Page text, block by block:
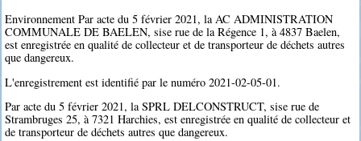
Environnement Par acte du 5 février 2021, la AC ADMINISTRATION
COMMUNALE DE BAELEN, sise rue de la Régence 1, à 4837 Baelen,
est enregistrée en qualité de collecteur et de transporteur de déchets autres
que dangereux.
L'enregistrement est identifié par le numéro 2021-02-05-01.
Par acte du 5 février 2021, la SPRL DELCONSTRUCT, sise rue de
Strambruges 25, à 7321 Harchies, est enregistrée en qualité de collecteur et
de transporteur de déchets autres que dangereux.